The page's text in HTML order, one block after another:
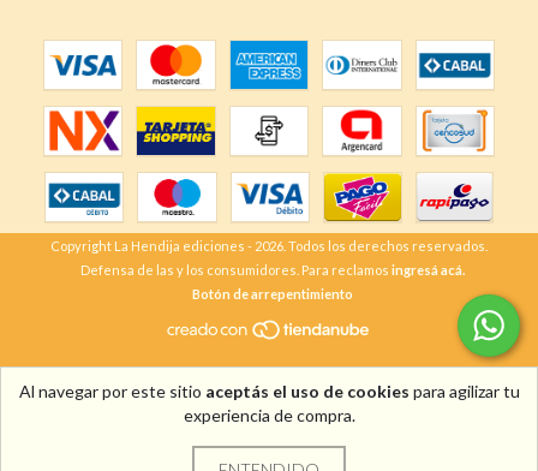
Al navegar por este sitio aceptás el uso de cookies para agilizar tu
experiencia de compra.
Copyright La Hendija ediciones - 2026. Todos los derechos reservados.
Defensa de las y los consumidores. Para reclamos ingresá acá.
Botón de arrepentimiento